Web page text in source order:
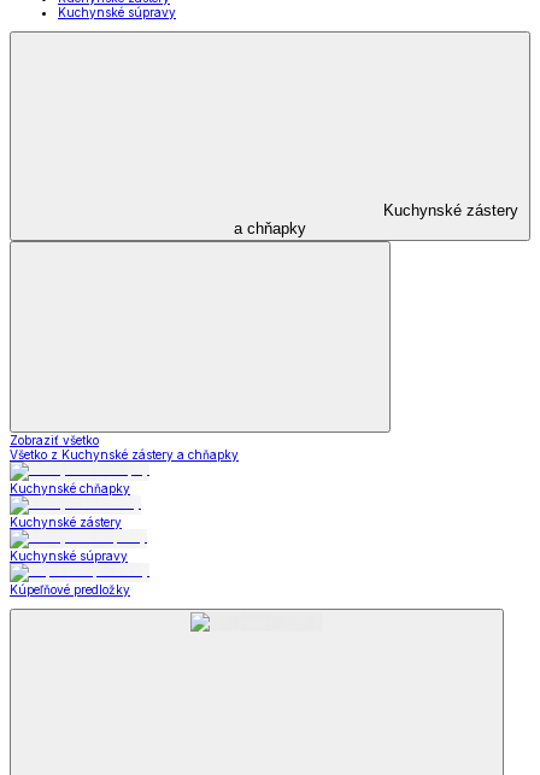
Kuchynské súpravy
Kuchynské zástery
a chňapky
Zobraziť všetko
Všetko z Kuchynské zástery a chňapky
Kuchynské chňapky
Kuchynské zástery
Kuchynské súpravy
Kúpeľňové predložky